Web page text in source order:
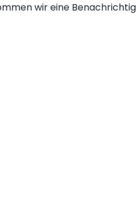
wir eine